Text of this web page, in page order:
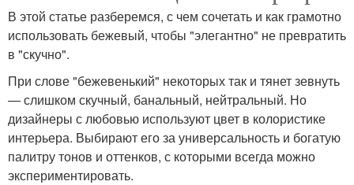
В этой статье разберемся, с чем сочетать и как грамотно
использовать бежевый, чтобы "элегантно" не превратить
в "скучно".
При слове "бежевенький" некоторых так и тянет зевнуть
— слишком скучный, банальный, нейтральный. Но
дизайнеры с любовью используют цвет в колористике
интерьера. Выбирают его за универсальность и богатую
палитру тонов и оттенков, с которыми всегда можно
экспериментировать.